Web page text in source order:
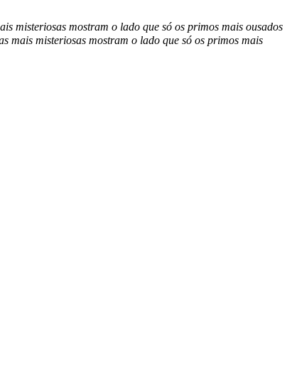
misteriosas mostram o lado que só os primos mais ousados
mais misteriosas mostram o lado que só os primos mais